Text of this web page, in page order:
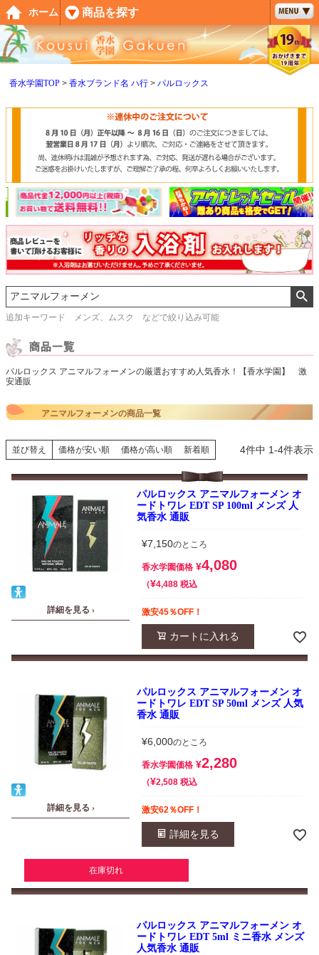
香水学園TOP 香水ブランド名 ハ行 パルロックス
追加キーワード メンズ、ムスク などで絞り込み可能
パルロックス アニマルフォーメンの厳選おすすめ人気香水！【香水学園】 激
安通販
アニマルフォーメンの商品一覧
並び替え 価格が安い順 価格が高い順 新着順 4件中 1-4件表示
詳細を見る ›
パルロックス アニマルフォーメン オ
ードトワレ EDT SP 100ml メンズ 人
気香水 通販
¥7,150のところ
香水学園価格 ¥4,080
¥4,488 税込
激安45％OFF！
カートに入れる
詳細を見る ›
パルロックス アニマルフォーメン オ
ードトワレ EDT SP 50ml メンズ 人気
香水 通販
¥6,000のところ
香水学園価格 ¥2,280
¥2,508 税込
激安62％OFF！
詳細を見る
在庫切れ
パルロックス アニマルフォーメン オ
ードトワレ EDT 5ml ミニ香水 メンズ
人気香水 通販
ペー
ジト
ップ
へ
ホーム 商品を探す